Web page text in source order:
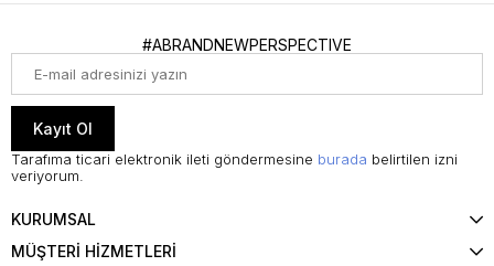
#ABRANDNEWPERSPECTIVE
Kayıt Ol
Tarafıma ticari elektronik ileti göndermesine burada belirtilen izni
veriyorum.
KURUMSAL
MÜŞTERİ HİZMETLERİ